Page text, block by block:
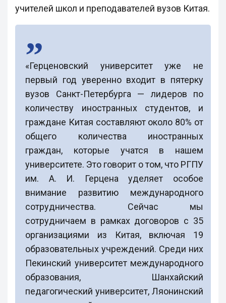
учителей школ и преподавателей вузов Китая.
«Герценовский университет уже не
первый год уверенно входит в пятерку
вузов Санкт-Петербурга — лидеров по
количеству иностранных студентов, и
граждане Китая составляют около 80% от
общего количества иностранных
граждан, которые учатся в нашем
университете. Это говорит о том, что РГПУ
им. А. И. Герцена уделяет особое
внимание развитию международного
сотрудничества. Сейчас мы
сотрудничаем в рамках договоров с 35
организациями из Китая, включая 19
образовательных учреждений. Среди них
Пекинский университет международного
образования, Шанхайский
педагогический университет, Ляонинский